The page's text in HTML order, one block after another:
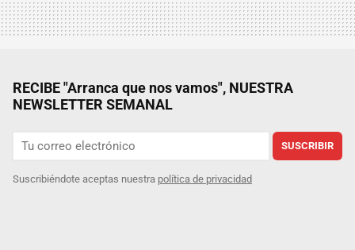
RECIBE "Arranca que nos vamos", NUESTRA
NEWSLETTER SEMANAL
SUSCRIBIR
Suscribiéndote aceptas nuestra política de privacidad